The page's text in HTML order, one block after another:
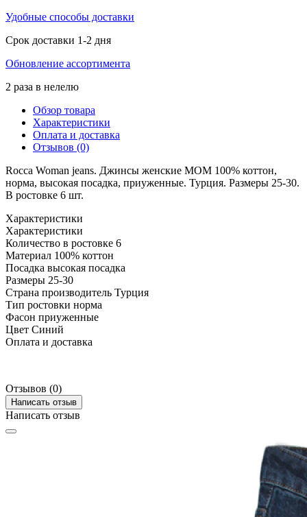
Удобные способы доставки
Срок доставки 1-2 дня
Обновление ассортимента
2 раза в нелелю
Обзор товара
Характеристики
Оплата и доставка
Отзывов (0)
Rocca Woman jeans. Джинсы женские МОМ 100% коттон,
норма, высокая посадка, приуженные. Турция. Размеры 25-30.
В ростовке 6 шт.
Характеристики
Характеристики
Количество в ростовке 6
Материал 100% коттон
Посадка высокая посадка
Размеры 25-30
Страна производитель Турция
Тип ростовки норма
Фасон приуженные
Цвет Синий
Оплата и доставка
Отзывов (0)
Написать отзыв
Написать отзыв